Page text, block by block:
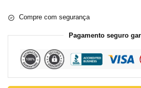
Compre com segurança
Pagamento seguro